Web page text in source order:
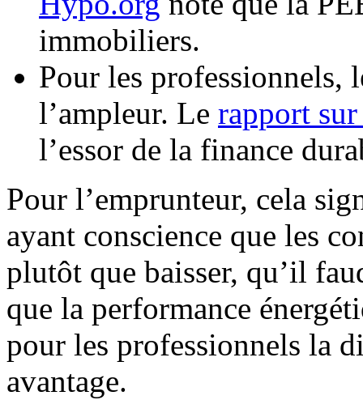
immobiliers.
Pour les professionnels,
l’ampleur. Le rapport
l’essor de la finance
Pour l’emprunteur, cela
ayant conscience que les
plutôt que baisser, qu’il
que la performance
pour les professionnels la
avantage.